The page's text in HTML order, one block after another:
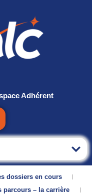
Adhérent
dossiers en cours
parcours – la carrière